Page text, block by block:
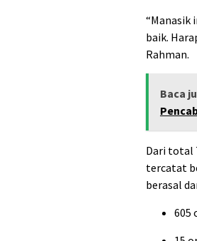
“Manasik
baik.
Rahman.
Baca
Dari total
tercatat
berasal
605